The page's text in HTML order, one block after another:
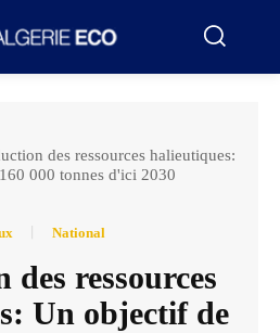
des ressources halieutiques:
000 tonnes d'ici 2030
National
des ressources
Un objectif de